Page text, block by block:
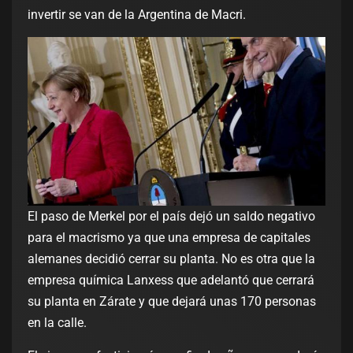
invertir se van de la Argentina de Macri.
El paso de Merkel por el país dejó un saldo negativo
para el macrismo ya que una empresa de capitales
alemanes decidió cerrar su planta. No es otra que la
empresa química Lanxess que adelantó que cerrará
su planta en Zárate y que dejará unas 170 personas
en la calle.